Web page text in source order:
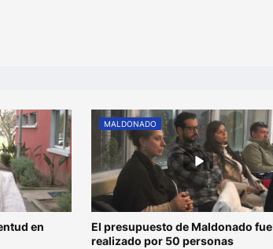
en
MALDONADO
El presupuesto de Maldonado fue
realizado por 50 personas